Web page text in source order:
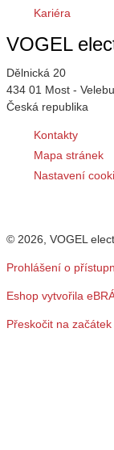
Kariéra
VOGEL
Dělnická 20
434 01 Most -
Česká republika
Kontakty
Mapa stránek
Nastavení
© 2026, VOGEL
Prohlášení o
Eshop vytvořila
Přeskočit na